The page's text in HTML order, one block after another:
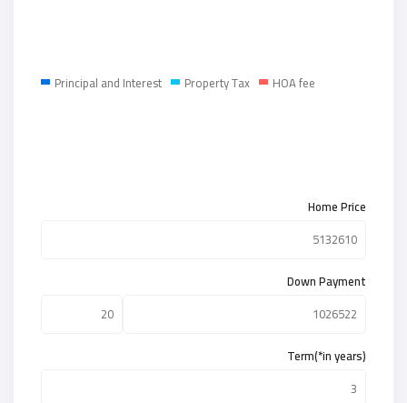
Principal and Interest Property Tax HOA fee
Home Price
Down Payment
Term(*in years)